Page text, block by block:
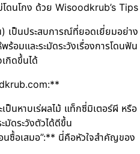
ดนโกง ด้วย Wisoodkrub’s Tips
เป็นประสบการณ์ที่ยอดเยี่ยมอย่าง
อมและระมัดระวังเรื่องการโดนฟัน
กิดขึ้นได้
ป็นหาบเร่ผลไม้ แท็กซี่มิเตอร์ผี หรือ
มัดระวังตัวได้ดีขึ้น
ซื้อเสมอ”:** นี่คือหัวใจสำคัญของ